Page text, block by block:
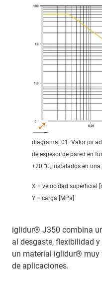
diagrama. 01: Valor pv
de espesor de pared en
+20 °C, instalados en
X = velocidad superficial
Y = carga [MPa]
iglidur® J350 combina
al desgaste, flexibilidad
un material iglidur® muy
de aplicaciones.